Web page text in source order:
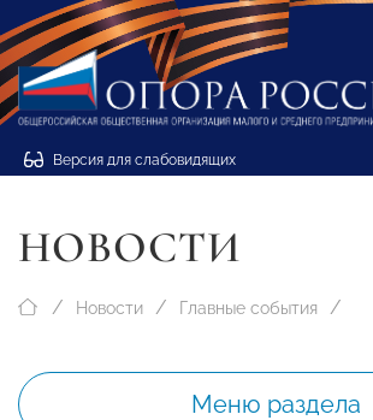
Версия для слабовидящих
НОВОСТИ
Новости Главные события
Меню раздела